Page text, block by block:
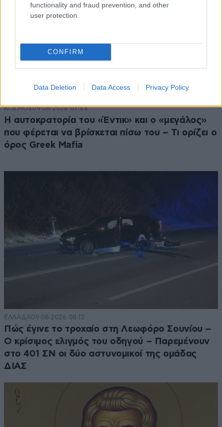
functionality and fraud prevention, and other
user protection.
CONFIRM
Data Deletion Data Access Privacy Policy
ΚΟΣΜΟΣ09·08·2026 07:44
Η αυτοκρατορία του «Έντικ» και ο «μεγάλος»
που φέρεται να βρίσκεται πίσω του – Τι ορίζει ο
όρος Greek Mafia
ΕΛΛΑΔΑ09·08·2026 08:12
Πώς έγινε το τροχαίο στη Λεωφόρο Σουνίου –
Ο κρίσιμος ελιγμός του οδηγού – Παρεμένουν
στο 401 ΣΝ οι δύο αστυνομικοί της ομάδας
ΔΙΑΣ